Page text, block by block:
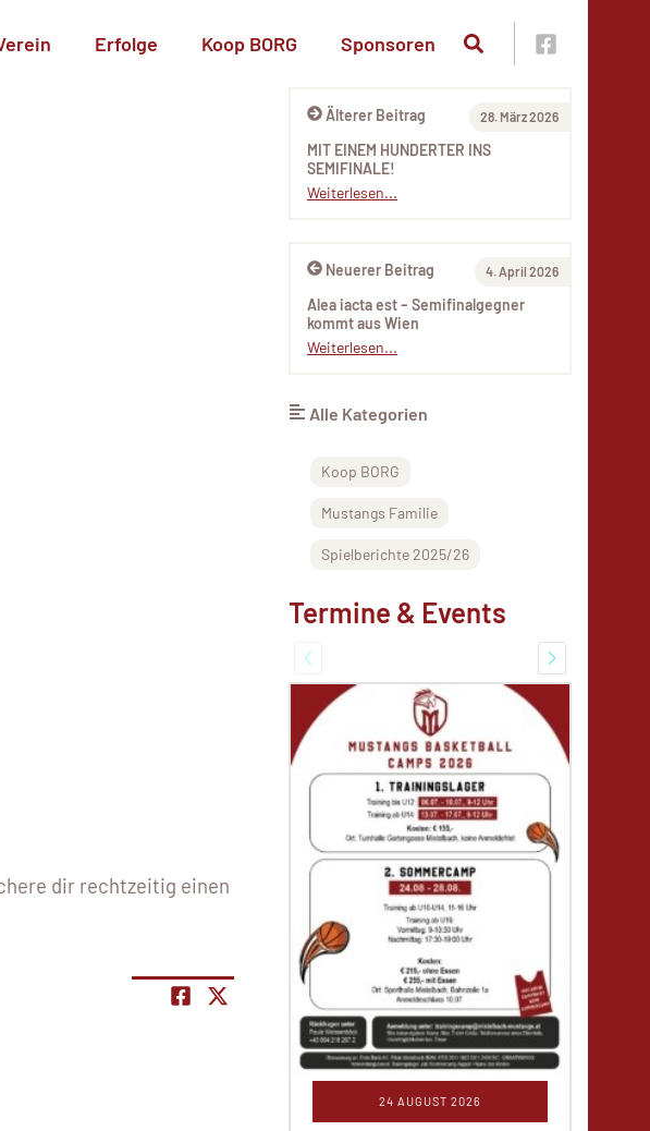
Erfolge Koop BORG Sponsoren
dir rechtzeitig einen
Älterer Beitrag 28. März 2026
MIT EINEM HUNDERTER INS
SEMIFINALE!
Weiterlesen...
Neuerer Beitrag 4. April 2026
Alea iacta est – Semifinalgegner
kommt aus Wien
Weiterlesen...
Alle Kategorien
Koop BORG
Mustangs Familie
Spielberichte 2025/26
Termine & Events
24 AUGUST 2026